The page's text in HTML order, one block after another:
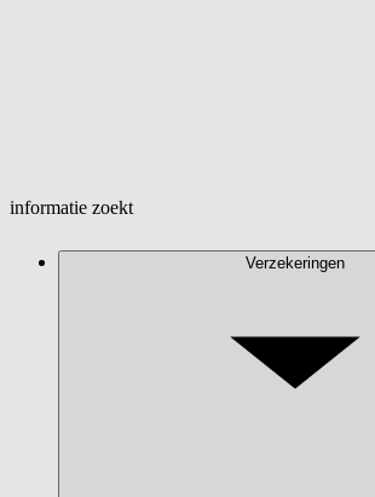
informatie zoekt
Verzekeringen